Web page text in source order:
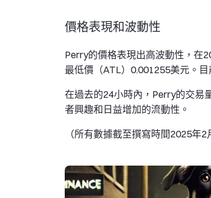
價格表現和波動性
Perry的價格表現出高波動性，在
最低價（ATL）0.001255美元。
在過去的24小時內，Perry的交易
者興趣和日益增加的流動性。
（所有數據截至撰寫時間2025年2